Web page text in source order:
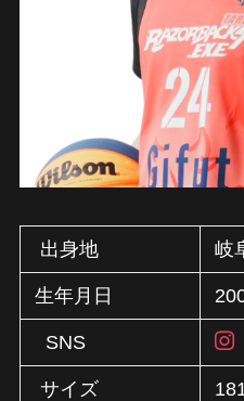
出身地 岐
生年月日
SNS
サイズ